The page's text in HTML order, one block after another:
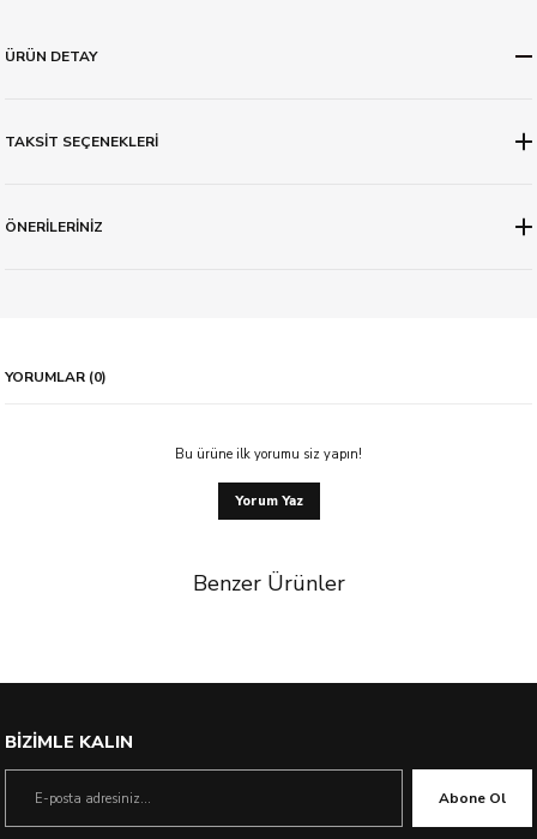
ÜRÜN DETAY
TAKSİT SEÇENEKLERİ
ÖNERİLERİNİZ
YORUMLAR (0)
Bu ürüne ilk yorumu siz yapın!
Yorum Yaz
Benzer Ürünler
BİZİMLE KALIN
Abone Ol